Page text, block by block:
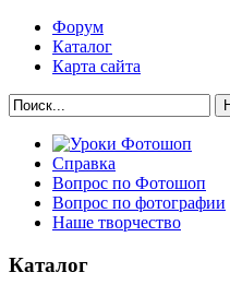
Форум
Каталог
Карта сайта
Справка
Вопрос по Фотошоп
Вопрос по фотографии
Наше творчество
Каталог